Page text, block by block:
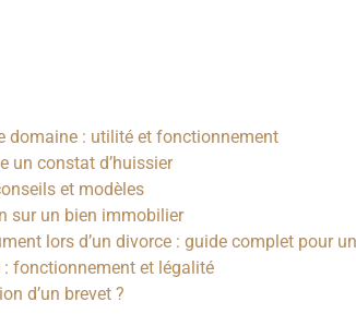
domaine : utilité et fonctionnement
un constat d’huissier
et modèles
sur un bien immobilier
lors d’un divorce : guide complet pour
fonctionnement et légalité
d’un brevet ?